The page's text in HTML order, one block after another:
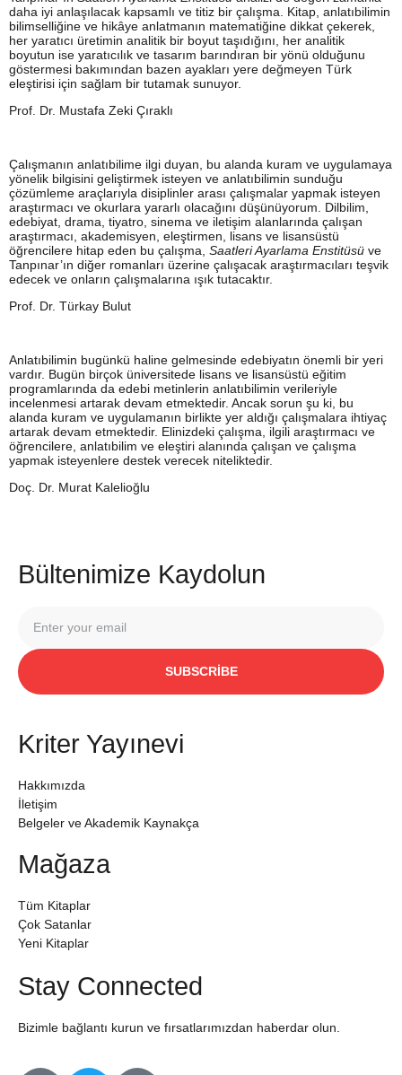
daha iyi anlaşılacak kapsamlı ve titiz bir çalışma. Kitap, anlatıbilimin
bilimselliğine ve hikâye anlatmanın matematiğine dikkat çekerek,
her yaratıcı üretimin analitik bir boyut taşıdığını, her analitik
boyutun ise yaratıcılık ve tasarım barındıran bir yönü olduğunu
göstermesi bakımından bazen ayakları yere değmeyen Türk
eleştirisi için sağlam bir tutamak sunuyor.
Prof. Dr. Mustafa Zeki Çıraklı
Çalışmanın anlatıbilime ilgi duyan, bu alanda kuram ve uygulamaya
yönelik bilgisini geliştirmek isteyen ve anlatıbilimin sunduğu
çözümleme araçlarıyla disiplinler arası çalışmalar yapmak isteyen
araştırmacı ve okurlara yararlı olacağını düşünüyorum. Dilbilim,
edebiyat, drama, tiyatro, sinema ve iletişim alanlarında çalışan
araştırmacı, akademisyen, eleştirmen, lisans ve lisansüstü
öğrencilere hitap eden bu çalışma, Saatleri Ayarlama Enstitüsü ve
Tanpınar’ın diğer romanları üzerine çalışacak araştırmacıları teşvik
edecek ve onların çalışmalarına ışık tutacaktır.
Prof. Dr. Türkay Bulut
Anlatıbilimin bugünkü haline gelmesinde edebiyatın önemli bir yeri
vardır. Bugün birçok üniversitede lisans ve lisansüstü eğitim
programlarında da edebi metinlerin anlatıbilimin verileriyle
incelenmesi artarak devam etmektedir. Ancak sorun şu ki, bu
alanda kuram ve uygulamanın birlikte yer aldığı çalışmalara ihtiyaç
artarak devam etmektedir. Elinizdeki çalışma, ilgili araştırmacı ve
öğrencilere, anlatıbilim ve eleştiri alanında çalışan ve çalışma
yapmak isteyenlere destek verecek niteliktedir.
Doç. Dr. Murat Kalelioğlu
Bültenimize Kaydolun
SUBSCRIBE
Kriter Yayınevi
Hakkımızda
İletişim
Belgeler ve Akademik Kaynakça
Mağaza
Tüm Kitaplar
Çok Satanlar
Yeni Kitaplar
Stay Connected
Bizimle bağlantı kurun ve fırsatlarımızdan haberdar olun.